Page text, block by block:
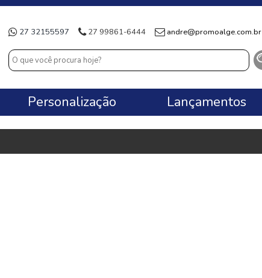
27 32155597 27 99861-6444 andre@promoalge.com.br
Personalização Lançamentos